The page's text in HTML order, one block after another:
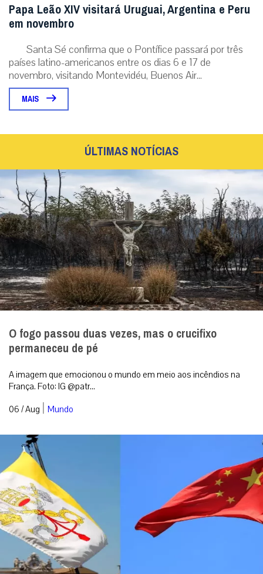
Papa Leão XIV visitará Uruguai, Argentina e Peru
em novembro
Santa Sé confirma que o Pontífice passará por três
países latino-americanos entre os dias 6 e 17 de
novembro, visitando Montevidéu, Buenos Air...
MAIS
ÚLTIMAS NOTÍCIAS
O fogo passou duas vezes, mas o crucifixo
permaneceu de pé
A imagem que emocionou o mundo em meio aos incêndios na
França. Foto: IG @patr...
06 / Aug | Mundo